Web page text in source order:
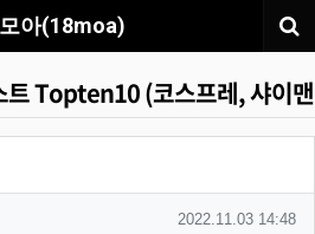
아(18moa)
트 Topten10 (코스프레, 샤이
작성일
2022.11.03 14:48